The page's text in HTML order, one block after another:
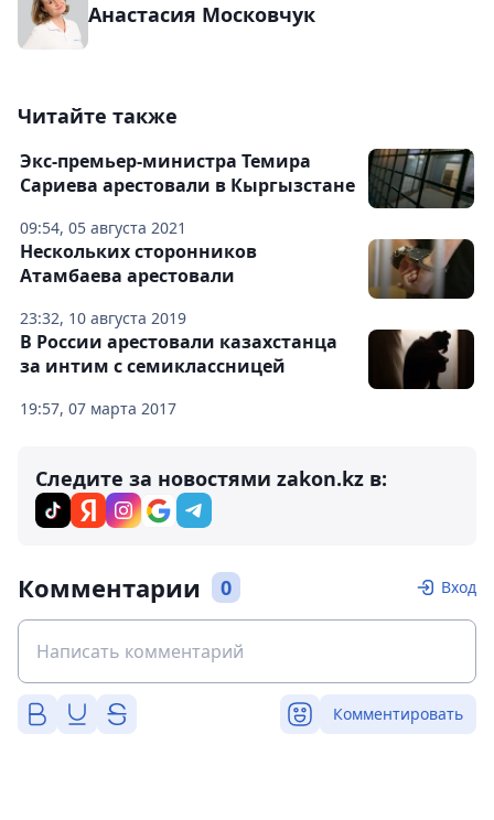
Анастасия Московчук
Читайте также
09:54, 05 августа 2021
Экс-премьер-министра Темира
Сариева арестовали в Кыргызстане
23:32, 10 августа 2019
Нескольких сторонников
Атамбаева арестовали
19:57, 07 марта 2017
В России арестовали казахстанца
за интим с семиклассницей
Следите за новостями zakon.kz в:
Комментарии 0 Вход
Комментировать